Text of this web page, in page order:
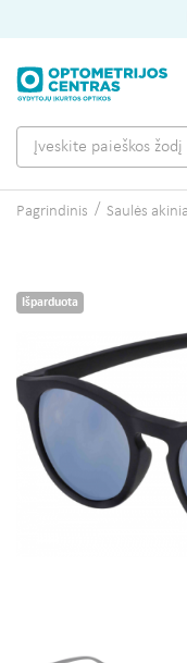
Pagrindinis Saulės
Išparduota